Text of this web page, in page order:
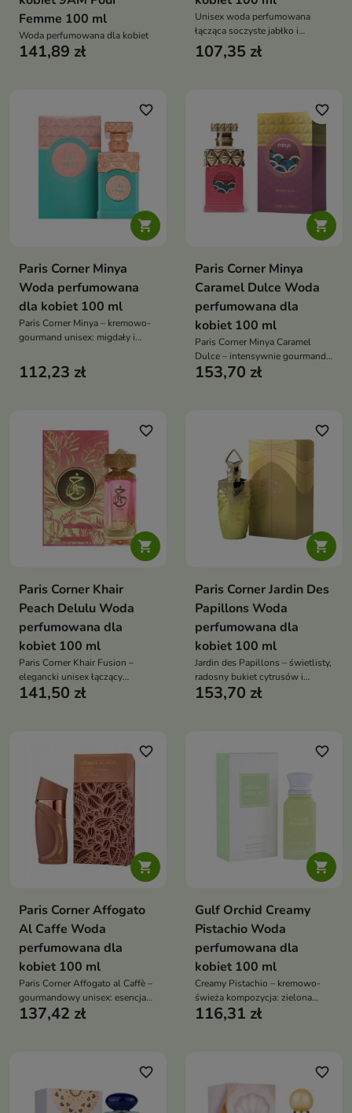
Femme 100 ml
Woda perfumowana dla kobiet
141,89 zł
Unisex woda perfumowana
łącząca soczyste jabłko i
gruszkę z kwiatowym sercem i
bursztynowo-drzewną bazą —
107,35 zł

favorite_border
Paris Corner Minya
Woda perfumowana
dla kobiet 100 ml
Paris Corner Minya – kremowo-
gourmand unisex: migdały i
heliotropem na drzewie
kaszmirowym, a w bazie karmel,
112,23 zł

favorite_border
Paris Corner Minya
Caramel Dulce Woda
perfumowana dla
kobiet 100 ml
Paris Corner Minya Caramel
Dulce – intensywnie gourmand:
maślano-prażone otwarcie,
153,70 zł

favorite_border
Paris Corner Khair
Peach Delulu Woda
perfumowana dla
kobiet 100 ml
Paris Corner Khair Fusion –
elegancki unisex łączący
soczyste owoce i wytworne
141,50 zł

favorite_border
Paris Corner Jardin Des
Papillons Woda
perfumowana dla
kobiet 100 ml
Jardin des Papillons – świetlisty,
radosny bukiet cytrusów i
białych kwiatów, otulony
153,70 zł

favorite_border
Paris Corner Affogato
Al Caffe Woda
perfumowana dla
kobiet 100 ml
Paris Corner Affogato al Caffè –
gourmandowy unisex: esencja
świeżo zaparzonej kawy,
137,42 zł

favorite_border
Gulf Orchid Creamy
Pistachio Woda
perfumowana dla
kobiet 100 ml
Creamy Pistachio – kremowo-
świeża kompozycja: zielona
pistacja i soczyste jabłko w
116,31 zł
favorite_border favorite_border